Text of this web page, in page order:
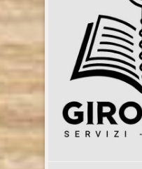
Pino Daniele. Napoli
Mascalzone latino a
Paolo edizioni,
scomparsa, Pino
intramontabile per
giorni del gennaio
lasciò
seguito ad una letale